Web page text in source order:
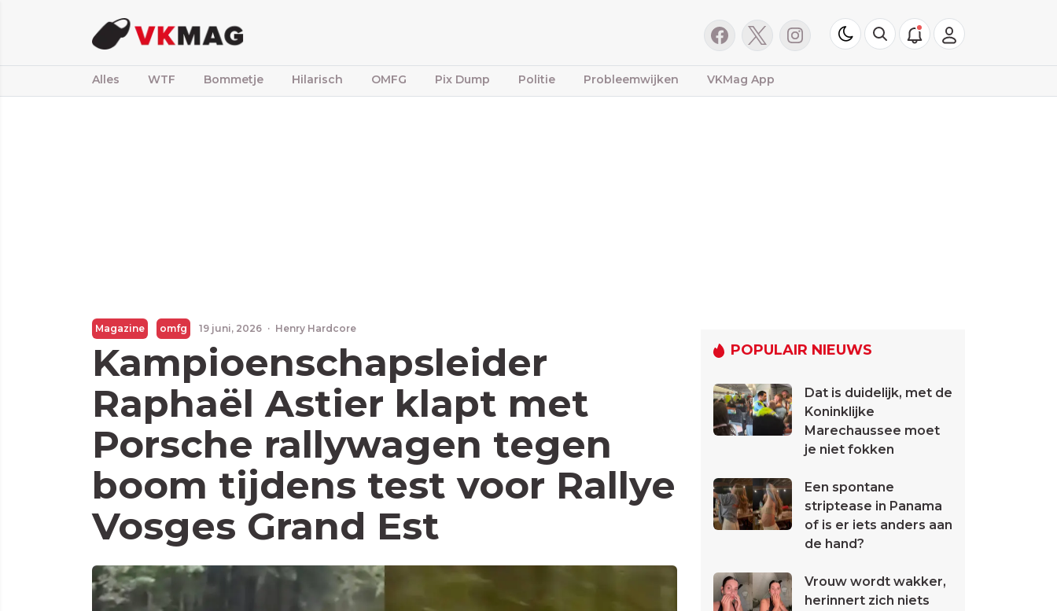
Alles WTF Bommetje Hilarisch OMFG Pix Dump Politie Probleemwijken VKMag App
Magazine omfg 19 juni, 2026 · Henry Hardcore
Kampioenschapsleider
Raphaël Astier klapt met
Porsche rallywagen tegen
boom tijdens test voor Rallye
Vosges Grand Est
POPULAIR NIEUWS
Dat is duidelijk, met de
Koninklijke
Marechaussee moet
je niet fokken
Een spontane
striptease in Panama
of is er iets anders aan
de hand?
Vrouw wordt wakker,
herinnert zich niets